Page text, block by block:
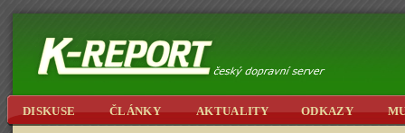
DISKUSE ČLÁNKY AKTUALITY ODKAZY